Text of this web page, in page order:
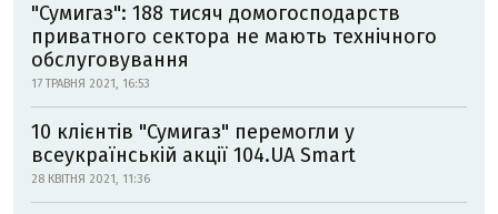
"Сумигаз": 188 тисяч домогосподарств
приватного сектора не мають технічного
обслуговування
17 ТРАВНЯ 2021, 16:53
10 клієнтів "Сумигаз" перемогли у
всеукраїнській акції 104.UA Smart
28 КВІТНЯ 2021, 11:36